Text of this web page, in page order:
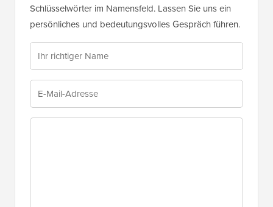
Schlüsselwörter im Namensfeld. Lassen Sie uns ein
persönliches und bedeutungsvolles Gespräch führen.